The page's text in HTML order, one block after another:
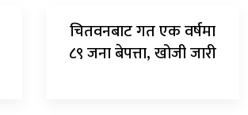
चितवनबाट गत एक वर्षमा
८९ जना बेपत्ता, खोजी जारी